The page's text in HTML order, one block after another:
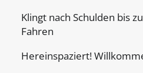
Klingt nach Schulden bis
Fahren
Hereinspaziert!